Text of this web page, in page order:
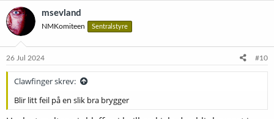
k
s
j
o
e
msevland
NMKomiteen Sentralstyre
26 Jul 2024 #10
Clawfinger skrev:
Blir litt feil på en slik bra brygger